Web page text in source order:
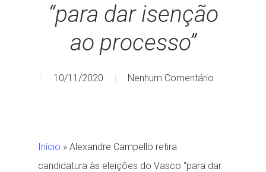
“para dar isenção
ao processo”
10/11/2020 Nenhum Comentário
Início » Alexandre Campello retira
candidatura às eleições do Vasco “para dar